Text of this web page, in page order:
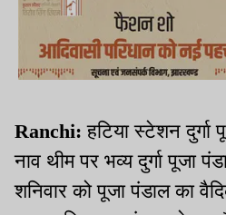
Ranchi: हटिया स्टेशन दुर्गा
नाव थीम पर भव्य दुर्गा पूजा
शनिवार को पूजा पंडाल का